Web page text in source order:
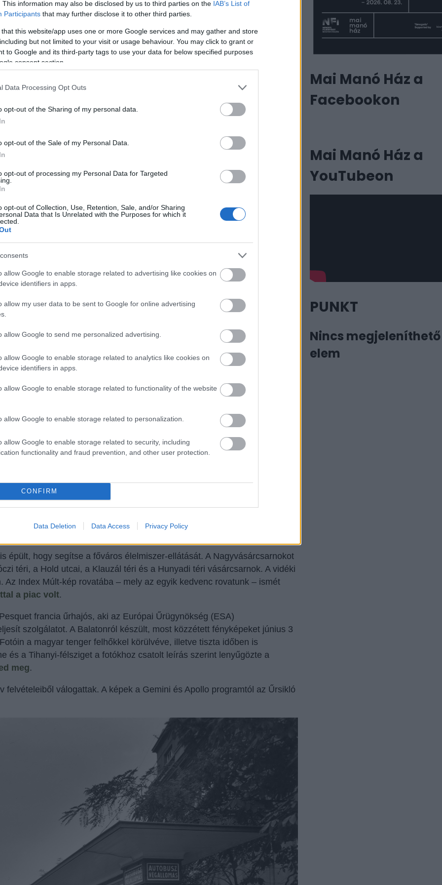
This information may also be disclosed by us to third parties on the IAB’s List of
Participants that may further disclose it to other third parties.
this website/app uses one or more Google services and may gather and store
but not limited to your visit or usage behaviour. You may click to grant or
to Google and its third-party tags to use your data for below specified purposes
consent section.
Data Processing Opt Outs
opt-out of the Sharing of my personal data.
opt-out of the Sale of my Personal Data.
opt-out of processing my Personal Data for Targeted
opt-out of Collection, Use, Retention, Sale, and/or Sharing
Data that Is Unrelated with the Purposes for which it
allow Google to enable storage related to advertising like cookies on
identifiers in apps.
allow my user data to be sent to Google for online advertising
allow Google to send me personalized advertising.
allow Google to enable storage related to analytics like cookies on
identifiers in apps.
allow Google to enable storage related to functionality of the website
allow Google to enable storage related to personalization.
allow Google to enable storage related to security, including
functionality and fraud prevention, and other user protection.
CONFIRM
Data Deletion Data Access Privacy Policy
lékelt szeletet kínálja az Élmunkás téri piac dinnyeárusa.
épült, hogy segítse a főváros élelmiszer-ellátását. A Nagyvásárcsarnokot
téri, a Hold utcai, a Klauzál téri és a Hunyadi téri vásárcsarnok. A vidéki
Index Múlt-kép rovatába – mely az egyik kedvenc rovatunk – ismét
a piac volt.
francia űrhajós, aki az Európai Űrügynökség (ESA)
szolgálatot. A Balatonról készült, most közzétett fényképeket június 3
a magyar tenger felhőkkel körülvéve, illetve tiszta időben is
és a Tihanyi-félsziget a fotókhoz csatolt leírás szerint lenyűgözte a
meg.
felvételeiből válogattak. A képek a Gemini és Apollo programtól az Űrsikló
Mai Manó Ház a
Facebookon
Mai Manó Ház a
YouTubeon
PUNKT
Nincs megjeleníthető
elem